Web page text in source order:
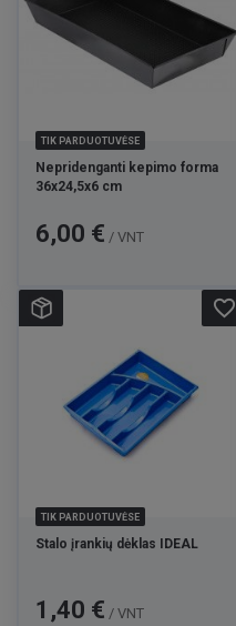
TIK PARDUOTUVĖSE
Nepridenganti kepimo forma
36x24,5x6 cm
Kaina
6,00 € / VNT
TIK PARDUOTUVĖSE
Stalo įrankių dėklas IDEAL
Kaina
1,40 € / VNT
favorite_border